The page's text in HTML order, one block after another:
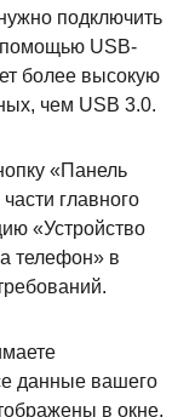
подключить
помощью USB-
более высокую
чем USB 3.0.
«Панель
главного
«Устройство
телефон» в
данные вашего
в окне,